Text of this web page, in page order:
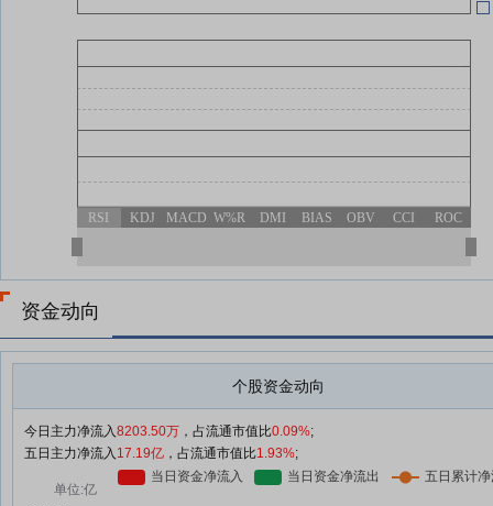
06-17
06-17
RSI KDJ MACD W%R DMI BIAS OBV CCI ROC
资金动向
个股资金动向
今日主力净流入8203.50万 ，占流通市值比0.09%;
五日主力净流入 17.19亿 ，占流通市值比1.93%;